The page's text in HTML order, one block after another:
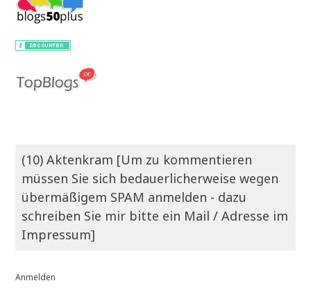
(10) Aktenkram [Um zu kommentieren
müssen Sie sich bedauerlicherweise wegen
übermäßigem SPAM anmelden - dazu
schreiben Sie mir bitte ein Mail / Adresse im
Impressum]
Anmelden